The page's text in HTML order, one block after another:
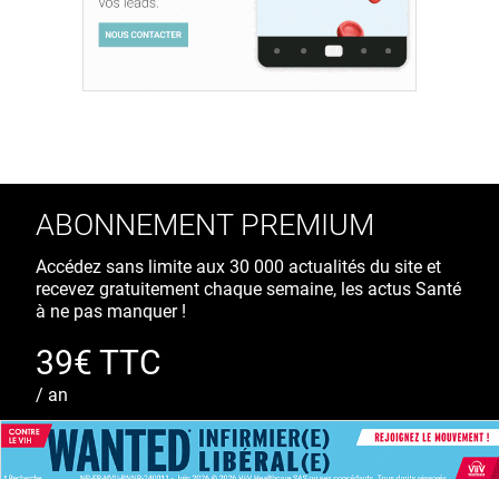
ABONNEMENT PREMIUM
Accédez sans limite aux 30 000 actualités du site et
recevez gratuitement chaque semaine, les actus Santé
à ne pas manquer !
39€ TTC
/ an
S'ABONNER